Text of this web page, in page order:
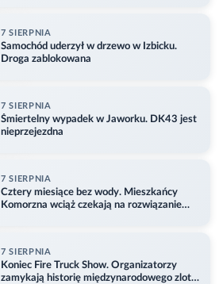
7 SIERPNIA
Samochód uderzył w drzewo w Izbicku.
Droga zablokowana
7 SIERPNIA
Śmiertelny wypadek w Jaworku. DK43 jest
nieprzejezdna
7 SIERPNIA
Cztery miesiące bez wody. Mieszkańcy
Komorzna wciąż czekają na rozwiązanie
7 SIERPNIA
Koniec Fire Truck Show. Organizatorzy
zamykają historię międzynarodowego zlotu